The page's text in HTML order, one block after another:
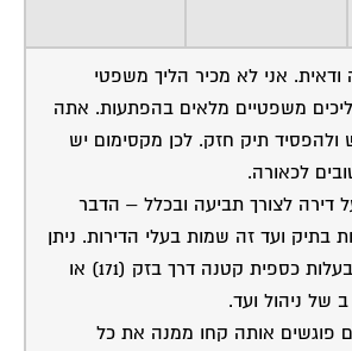
ודאית. אני לא מכיר הליך משפטי
משפטיים מלאים בהפתעות. אתה
ולהפסיד תיק חזק. לכן מקסימום יש
לכאורה.
דירה לצורך תביעה ובכלל – הדבר
בתיק ועד זה שמות בעלי הדירות. ניתן
להוציא נסח טאבו בעלות כספית קטנה דרך בזק (171) או
של ניהול ועד.
אותה קחו ממנה את כל